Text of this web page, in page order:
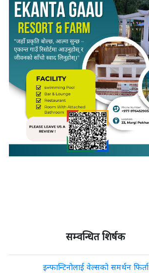
सम्वन्धित शिर्षक
इन्फान्टिनोलाई वेल्सको समर्थन फिर्ता